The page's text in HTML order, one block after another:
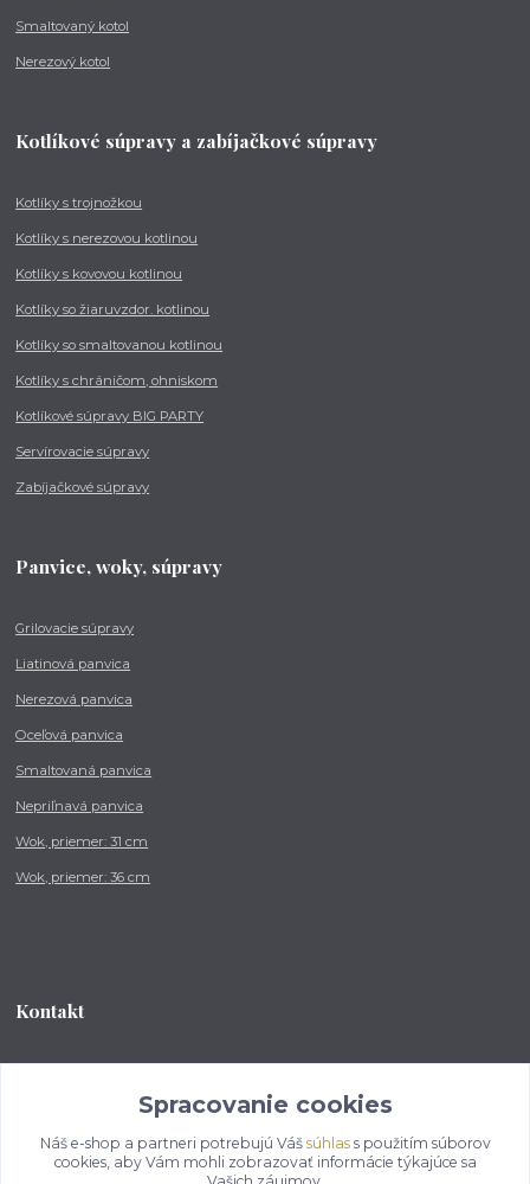
Smaltovaný kotol
Nerezový kotol
Kotlíkové súpravy a zabíjačkové súpravy
Kotlíky s trojnožkou
Kotlíky s nerezovou kotlinou
Kotlíky s kovovou kotlinou
Kotlíky so žiaruvzdor. kotlinou
Kotlíky so smaltovanou kotlinou
Kotlíky s chráničom, ohniskom
Kotlíkové súpravy BIG PARTY
Servírovacie súpravy
Zabíjačkové súpravy
Panvice, woky, súpravy
Grilovacie súpravy
Liatinová panvica
Nerezová panvica
Oceľová panvica
Smaltovaná panvica
Nepriľnavá panvica
Wok, priemer: 31 cm
Wok, priemer: 36 cm
Kontakt
od 8:00 - do 16:00 hod
info@kotlikovesupravy.sk
Spracovanie cookies
Náš e-shop a partneri potrebujú Váš súhlass použitím súborov
cookies, aby Vám mohli zobrazovať informácie týkajúce sa